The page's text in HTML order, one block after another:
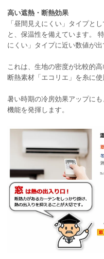
高い遮熱・断熱効果
「昼間見えにくい」タイプと
と、保温性を備えています。
にくい」タイプに近い数値が出
これは、生地の密度が比較的
断熱素材「エコリエ」を糸に使
暑い時期の冷房効果アップに
機能を発揮します。